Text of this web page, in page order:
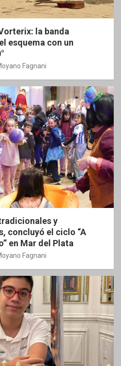
la banda
esquema con un
Fagnani
y
concluyó el ciclo “A
en Mar del Plata
Fagnani